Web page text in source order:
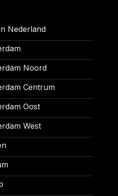
Nederland
Noord
Centrum
Oost
West